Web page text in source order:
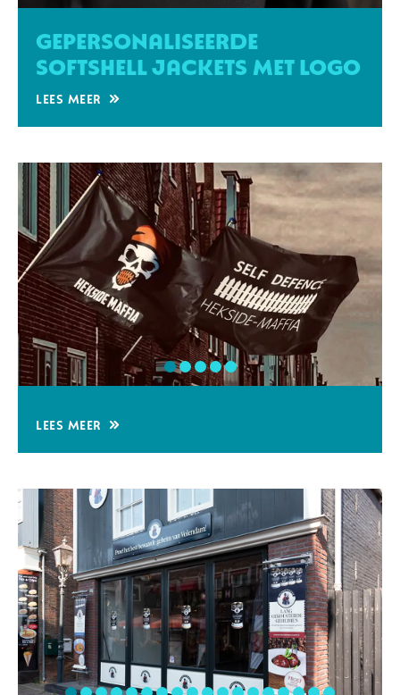
Gepersonaliseerde
softshell jackets met logo
Lees meer
Lees meer